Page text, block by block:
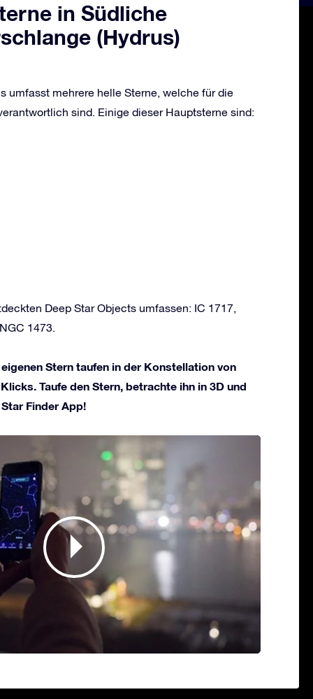
in Südliche
(Hydrus)
umfasst mehrere helle Sterne, welche für die
sind. Einige dieser Hauptsterne sind:
Deep Star Objects umfassen: IC 1717,
1473.
Stern taufen in der Konstellation von
Taufe den Stern, betrachte ihn in 3D und
Finder App!